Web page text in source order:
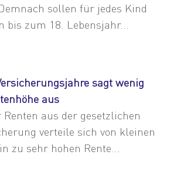
sollen für jedes Kind
bis zum 18. Lebensjahr...
sagt wenig
aus
Renten aus der gesetzlichen
verteile sich von kleinen
zu sehr hohen Rente...